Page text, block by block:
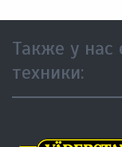
Также у нас
техники: